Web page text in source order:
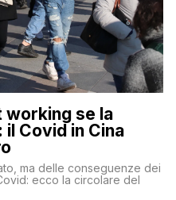
working se la
Covid in Cina
ma delle conseguenze dei
ecco la circolare del